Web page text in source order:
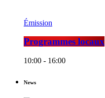
Émission
Programmes locaux
10:00 - 16:00
News